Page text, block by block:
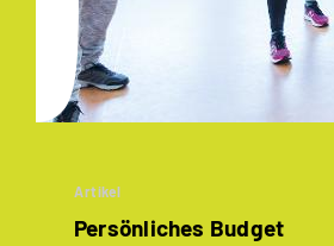
Artikel
Persönliches Budget